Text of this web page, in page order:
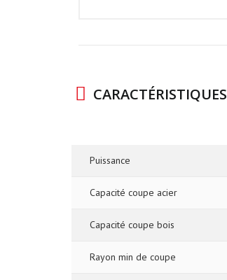
CARACTÉRISTIQUES
Puissance
Capacité coupe acier
Capacité coupe bois
Rayon min de coupe